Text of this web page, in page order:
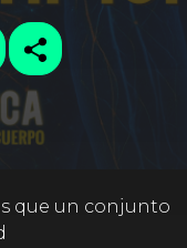
que un conjunto